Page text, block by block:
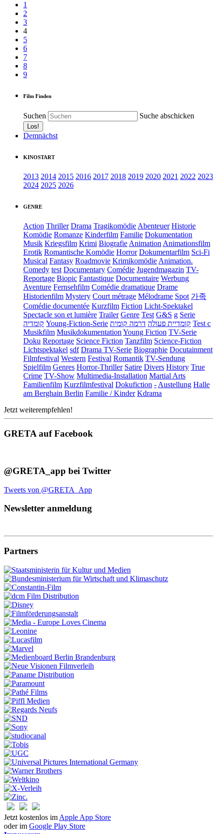
1
2
3
4
5
6
7
8
9
Film Finden
Suchen Suche abschicken
Demnächst
KINOSTART
2013 2014 2015 2016 2017 2018 2019 2020 2021 2022 2023
2024 2025 2026
GENRE
Action Thriller Drama Tragikomödie Abenteuer Historie
Komödie Romanze Kinderfilm Familie Dokumentation
Musik Kriegsfilm Krimi Biografie Animation Animationsfilm
Erotik Romantische Komödie Horror Dokumentarfilm Sci-Fi
Musical Fantasy Roadmovie Krimikomödie Animation.
Comedy test Documentary Comédie Jugendmagazin TV-
Reportage Biopic Fantastique Documentaire Werbung
Aventure Fernsehfilm Comédie dramatique Drame
Historienfilm Mystery Court métrage Mélodrame Spot 가족
Comédie documentée Kurzfilm Fiction Licht-Spektakel
Spectacle son et lumière Trailer Genre Test G&S g Serie
קומדיה Young-Fiction-Serie קומדיית פעולה דרמה קומית
Test c
Musikfilm Musikdokumentation Young Fiction TV-Serie
Doku Reportage Science Fiction Tanzfilm Science-Fiction
Lichtspektakel sdf Drama TV-Serie Biographie Docutainment
Filmfestival Western Festival Romantik TV-Sendung
Spielfilm Genres Horror-Thriller Satire Divers History True
Crime TV-Show Multimedia-Installation Martial Arts
Familienfilm Kurzfilmfestival Dokufiction - Austellung Halle
am Berghain Berlin Familie / Kinder Kdrama
Jetzt weiterempfehlen!
GRETA auf Facebook
@GRETA_app bei Twitter
Tweets von @GRETA_App
Newsletter anmeldung
Partners
Jetzt kostenlos im Apple App Store
oder im Google Play Store